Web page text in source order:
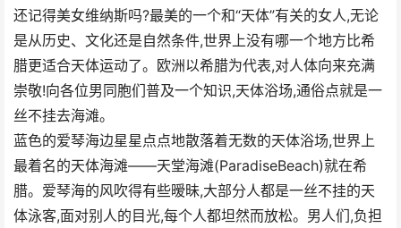
还记得美女维纳斯吗?最美的一个和“天体”有关的女人,无论
是从历史、文化还是自然条件,世界上没有哪一个地方比希
腊更适合天体运动了。欧洲以希腊为代表,对人体向来充满
崇敬!向各位男同胞们普及一个知识,天体浴场,通俗点就是一
丝不挂去海滩。
蓝色的爱琴海边星星点点地散落着无数的天体浴场,世界上
最着名的天体海滩——天堂海滩(ParadiseBeach)就在希
腊。爱琴海的风吹得有些暧昧,大部分人都是一丝不挂的天
体泳客,面对别人的目光,每个人都坦然而放松。男人们,负担